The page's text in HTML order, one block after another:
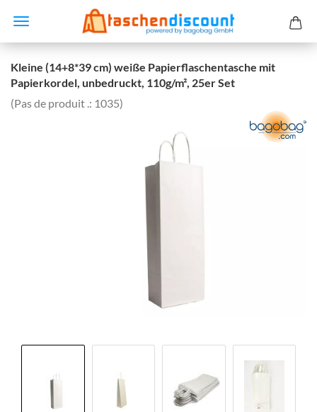
Kleine (14+8*39 cm) weiße Papierflaschentasche mit
Papierkordel, unbedruckt, 110g/m², 25er Set
(Pas de produit .: 1035)